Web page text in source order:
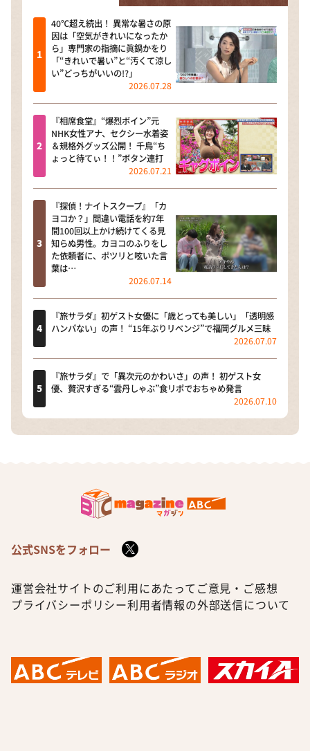
40℃超え続出！ 異常な暑さの原
因は「空気がきれいになったか
ら」専門家の指摘に眞鍋かをり
「“きれいで暑い”と“汚くて涼し
い”どっちがいいの!?」
2026.07.28
『相席食堂』“爆烈ボイン”元
NHK女性アナ、セクシー水着姿
＆規格外グッズ公開！ 千鳥“ち
ょっと待てぃ！！”ボタン連打
2026.07.21
『探偵！ナイトスクープ』「カ
ヨコか？」間違い電話を約7年
間100回以上かけ続けてくる見
知らぬ男性。カヨコのふりをし
た依頼者に、ポツリと呟いた言
葉は…
2026.07.14
『旅サラダ』初ゲスト女優に「歳とっても美しい」「透明感
ハンパない」の声！ “15年ぶりリベンジ”で福岡グルメ三昧
2026.07.07
『旅サラダ』で「異次元のかわいさ」の声！ 初ゲスト女
優、贅沢すぎる“雲丹しゃぶ”食リポでおちゃめ発言
2026.07.10
公式SNSをフォロー
運営会社サイトのご利用にあたって ご意見・ご感想
プライバシーポリシー利用者情報の外部送信について